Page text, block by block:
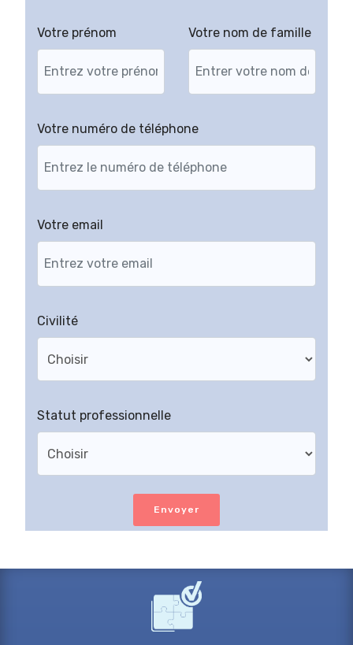
Votre prénom Votre nom de famille
Votre numéro de téléphone
Votre email
Civilité
Statut professionnelle
Envoyer